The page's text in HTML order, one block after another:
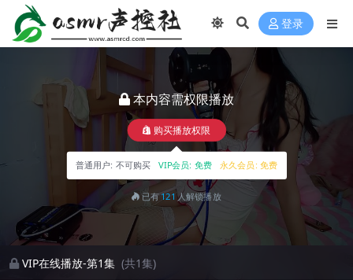
登录
本内容需权限播放
购买播放权限
普通用户: 不可购买 VIP会员: 免费 永久会员: 免费
已有121 人解锁播放
VIP在线播放-第1集 (共1集)